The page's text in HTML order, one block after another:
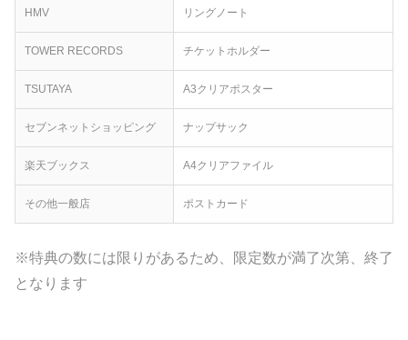
HMV リングノート
TOWER RECORDS チケットホルダー
TSUTAYA A3クリアポスター
セブンネットショッピング ナップサック
楽天ブックス A4クリアファイル
その他一般店 ポストカード
※特典の数には限りがあるため、限定数が満了次第、終了
となります